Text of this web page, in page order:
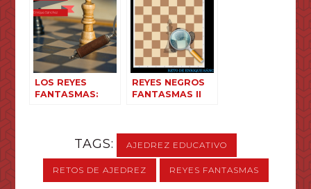
tableros
TABLEROS II
LOS REYES
FANTASMAS:
REYES NEGROS
FANTASMAS II
TAGS: AJEDREZ EDUCATIVO
RETOS DE AJEDREZ REYES FANTASMAS